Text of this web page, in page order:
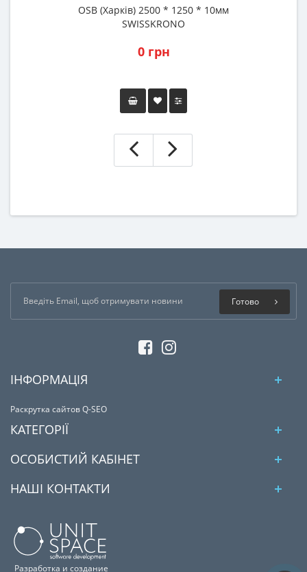
OSB (Харків) 2500 * 1250 * 10мм
SWISSKRONO
0 грн
Готово
ІНФОРМАЦІЯ
Раскрутка сайтов Q-SEO
КАТЕГОРІЇ
ОСОБИСТИЙ КАБІНЕТ
НАШІ КОНТАКТИ
Разработка и создание